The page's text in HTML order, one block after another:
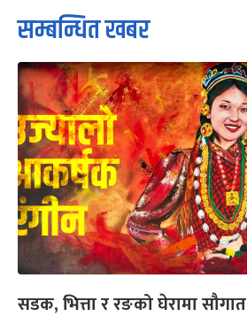
सम्बन्धित खबर
सडक, भित्ता र रङको घेरामा सौगात